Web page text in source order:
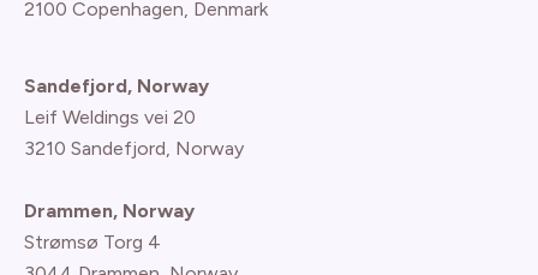
2100 Copenhagen, Denmark
Sandefjord, Norway
Leif Weldings vei 20
3210 Sandefjord, Norway
Drammen, Norway
Strømsø Torg 4